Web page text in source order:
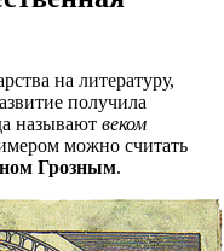
на литературу,
получила
называют веком
можно считать
Грозным.